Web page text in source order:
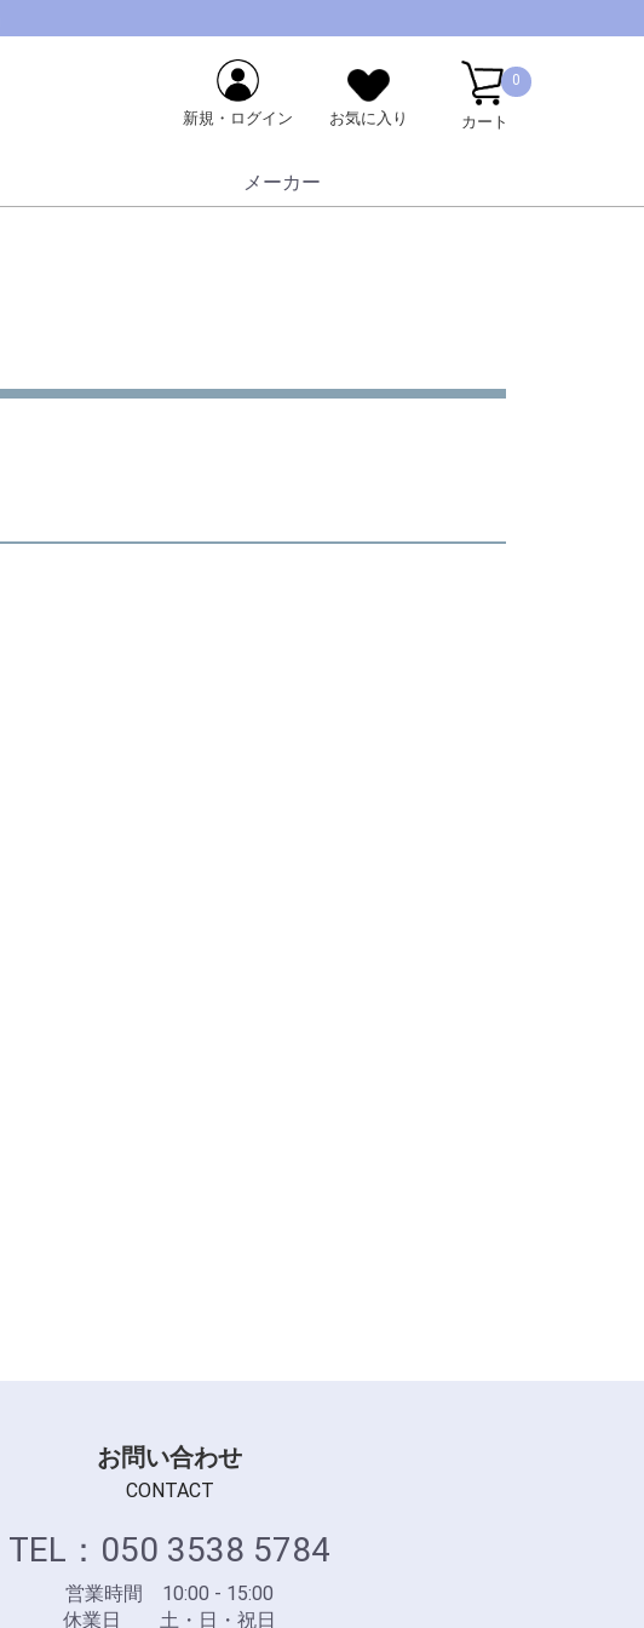
新規・ログイン お気に入り
0
カート
メーカー
お問い合わせ
CONTACT
TEL：050 3538 5784
営業時間 10:00 - 15:00
休業日 土・日・祝日